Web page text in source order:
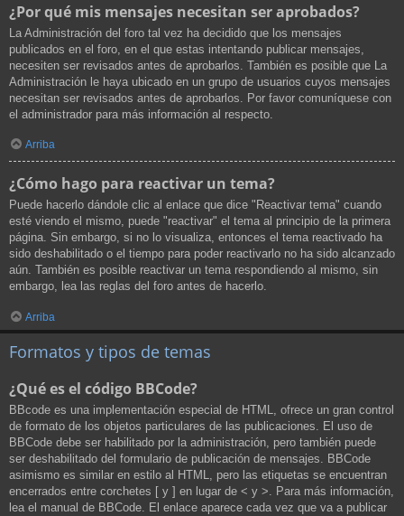
¿Por qué mis mensajes necesitan ser aprobados?
La Administración del foro tal vez ha decidido que los mensajes
publicados en el foro, en el que estas intentando publicar mensajes,
necesiten ser revisados antes de aprobarlos. También es posible que La
Administración le haya ubicado en un grupo de usuarios cuyos mensajes
necesitan ser revisados antes de aprobarlos. Por favor comuníquese con
el administrador para más información al respecto.
Arriba
¿Cómo hago para reactivar un tema?
Puede hacerlo dándole clic al enlace que dice "Reactivar tema" cuando
esté viendo el mismo, puede "reactivar" el tema al principio de la primera
página. Sin embargo, si no lo visualiza, entonces el tema reactivado ha
sido deshabilitado o el tiempo para poder reactivarlo no ha sido alcanzado
aún. También es posible reactivar un tema respondiendo al mismo, sin
embargo, lea las reglas del foro antes de hacerlo.
Arriba
Formatos y tipos de temas
¿Qué es el código BBCode?
BBcode es una implementación especial de HTML, ofrece un gran control
de formato de los objetos particulares de las publicaciones. El uso de
BBCode debe ser habilitado por la administración, pero también puede
ser deshabilitado del formulario de publicación de mensajes. BBCode
asimismo es similar en estilo al HTML, pero las etiquetas se encuentran
encerrados entre corchetes [ y ] en lugar de < y >. Para más información,
lea el manual de BBCode. El enlace aparece cada vez que va a publicar